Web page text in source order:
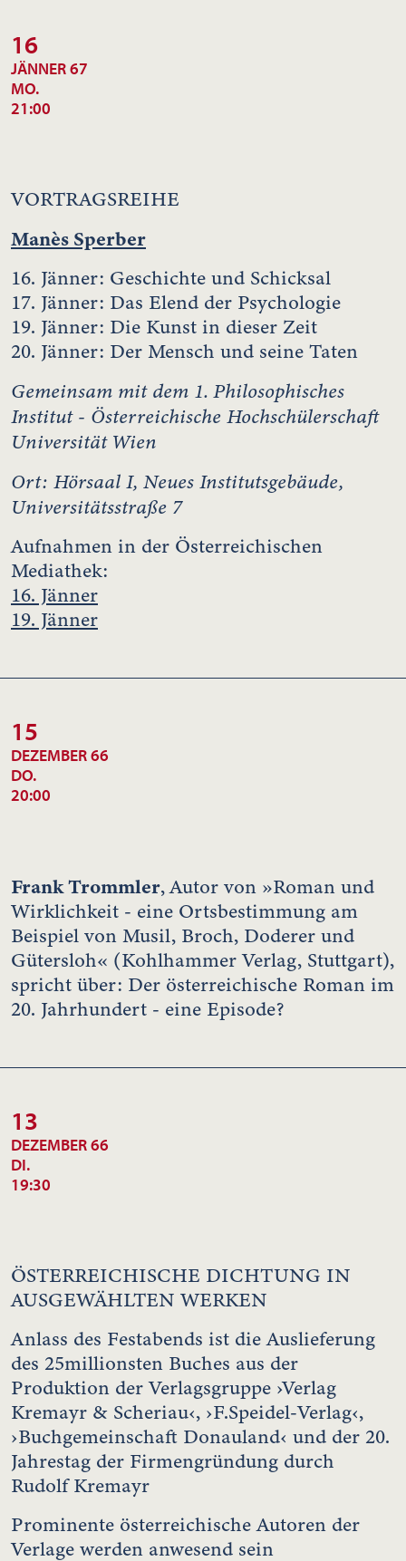
16
JÄNNER 67
MO.
21:00
VORTRAGSREIHE
Manès Sperber
16. Jänner: Geschichte und Schicksal
17. Jänner: Das Elend der Psychologie
19. Jänner: Die Kunst in dieser Zeit
20. Jänner: Der Mensch und seine Taten
Gemeinsam mit dem 1. Philosophisches
Institut - Österreichische Hochschülerschaft
Universität Wien
Ort: Hörsaal I, Neues Institutsgebäude,
Universitätsstraße 7
Aufnahmen in der Österreichischen
Mediathek:
16. Jänner
19. Jänner
15
DEZEMBER 66
DO.
20:00
Frank Trommler,Autor von »Roman und
Wirklichkeit - eine Ortsbestimmung am
Beispiel von Musil, Broch, Doderer und
Gütersloh« (Kohlhammer Verlag, Stuttgart),
spricht über: Der österreichische Roman im
20. Jahrhundert - eine Episode?
13
DEZEMBER 66
DI.
19:30
ÖSTERREICHISCHE DICHTUNG IN
AUSGEWÄHLTEN WERKEN
Anlass des Festabends ist die Auslieferung
des 25millionsten Buches aus der
Produktion der Verlagsgruppe ›Verlag
Kremayr & Scheriau‹, ›F.Speidel-Verlag‹,
›Buchgemeinschaft Donauland‹ und der 20.
Jahrestag der Firmengründung durch
Rudolf Kremayr
Prominente österreichische Autoren der
Verlage werden anwesend sein